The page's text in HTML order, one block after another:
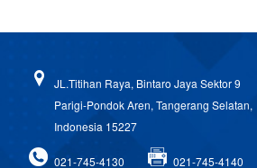
JL.Titihan Raya, Bintaro Jaya Sektor 9
Parigi-Pondok Aren, Tangerang Selatan,
Indonesia 15227
021-745-4130 021-745-4140